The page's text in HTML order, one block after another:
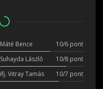
Máté Bence
10/6 pont
Suhayda László
10/8 pont
ifj. Vitray Tamás
10/7 pont